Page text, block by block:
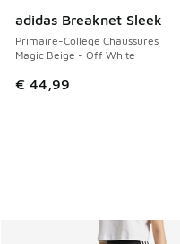
adidas Breaknet Sleek
Primaire-College Chaussures
Magic Beige - Off White
€ 44,99